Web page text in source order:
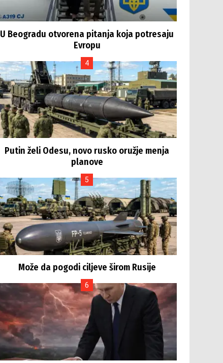
U Beogradu otvorena pitanja koja potresaju
Evropu
Putin želi Odesu, novo rusko oružje menja
planove
Može da pogodi ciljeve širom Rusije